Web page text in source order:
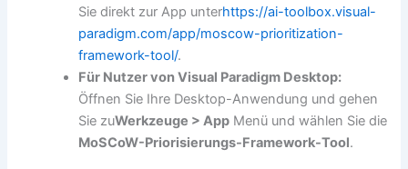
Sie direkt zur App unterhttps://ai-toolbox.visual-
paradigm.com/app/moscow-prioritization-
framework-tool/.
Für Nutzer von Visual Paradigm Desktop:
Öffnen Sie Ihre Desktop-Anwendung und gehen
Sie zuWerkzeuge > App Menü und wählen Sie die
MoSCoW-Priorisierungs-Framework-Tool.